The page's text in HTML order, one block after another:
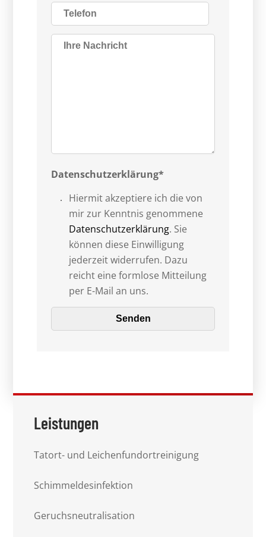
Leistungen
Tatort- und Leichenfundortreinigung
Schimmeldesinfektion
Geruchsneutralisation
Datenschutzerklärung*
Hiermit akzeptiere ich die von
mir zur Kenntnis genommene
Datenschutzerklärung. Sie
können diese Einwilligung
jederzeit widerrufen. Dazu
reicht eine formlose Mitteilung
per E-Mail an uns.